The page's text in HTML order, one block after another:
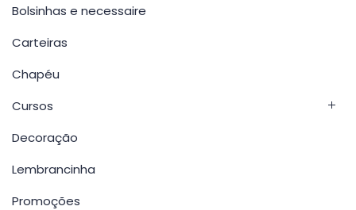
Bolsinhas e necessaire
Carteiras
Chapéu
Cursos
Decoração
Lembrancinha
Promoções